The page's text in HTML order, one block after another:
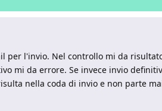
per l'invio. Nel controllo mi da
mi da errore. Se invece invio
nella coda di invio e non parte